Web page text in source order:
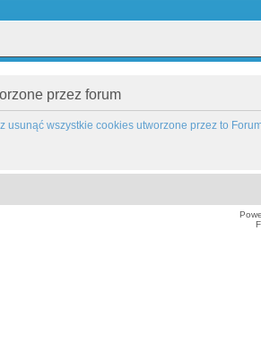
przez forum
usunąć wszystkie cookies utworzone przez to